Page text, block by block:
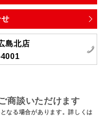
島北店
商談いただけます
なる場合があります。詳しくは